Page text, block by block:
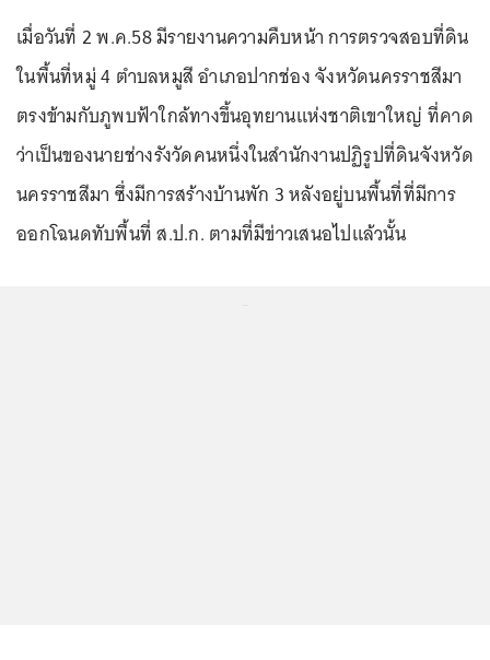
เมื่อวันที่ 2 พ.ค.58 มีรายงานความคืบหน้า การตรวจสอบที่ดิน
ในพื้นที่หมู่ 4 ตำบลหมูสี อำเภอปากช่อง จังหวัดนครราชสีมา
ตรงข้ามกับภูพบฟ้าใกล้ทางขึ้นอุทยานแห่งชาติเขาใหญ่ ที่คาด
ว่าเป็นของนายช่างรังวัดคนหนึ่งในสำนักงานปฏิรูปที่ดินจังหวัด
นครราชสีมา ซึ่งมีการสร้างบ้านพัก 3 หลังอยู่บนพื้นที่ที่มีการ
ออกโฉนดทับพื้นที่ ส.ป.ก. ตามที่มีข่าวเสนอไปแล้วนั้น